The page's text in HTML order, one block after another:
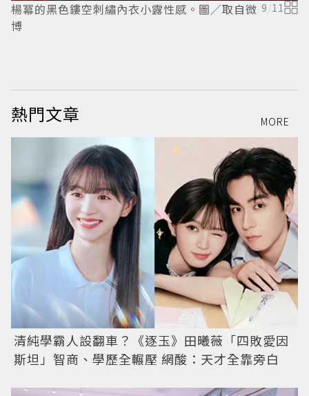
楊冪的黑色鏤空刺繡內衣小露性感。圖／取自微
博
9/11
熱門文章 MORE
清純學霸人設翻車？《逐玉》田曦薇「四敗愛因
斯坦」智商、學歷全輾壓 網酸：天才全靠旁白